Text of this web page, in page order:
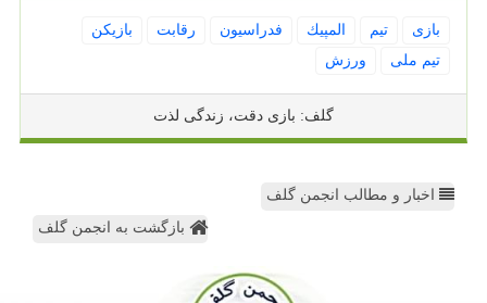
بازی تیم المپیك فدراسیون رقابت
بازیكن
تیم ملی
ورزش
گلف: بازی دقت، زندگی لذت
اخبار و مطالب انجمن گلف
بازگشت به انجمن گلف